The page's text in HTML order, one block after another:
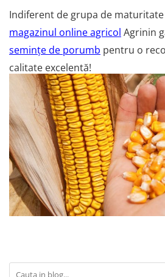
Indiferent de grupa de maturitate
magazinul online agricol Agrinin
semințe de porumb pentru o
calitate excelentă!